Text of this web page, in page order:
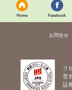
Home Facebook
お問合せ
リ
営
証